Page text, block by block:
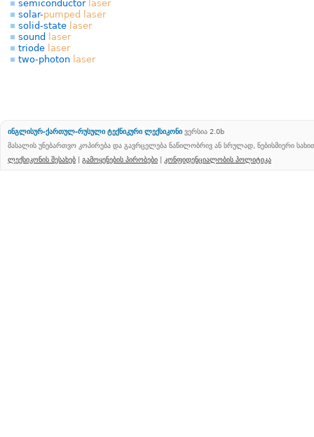
semiconductor laser
solar-pumped
laser
solid-state laser
sound
laser
triode laser
two-photon laser
ინგლისურ-ქართულ-რუსული ტექნიკური ლექსიკონი ვერსია 2.0b
მასალის უნებართვო კოპირება და გავრცელება ნაწილობრივ ან სრულად, ნებისმიერი
ლექსიკონის შესახებ | გამოყენების პირობები | კონფიდენციალობის პოლიტიკა